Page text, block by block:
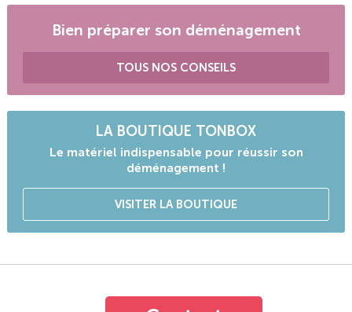
Bien préparer son déménagement
TOUS NOS CONSEILS
LA BOUTIQUE TONBOX
Le matériel indispensable pour réussir son
déménagement !
VISITER LA BOUTIQUE